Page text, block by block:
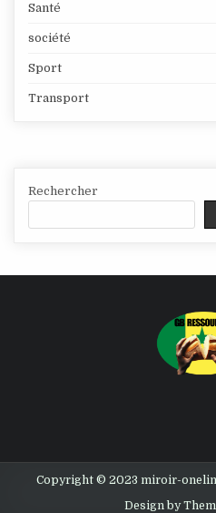
Santé
société
Sport
Transport
Rechercher
Copyright © 2023 miroir-
Design by